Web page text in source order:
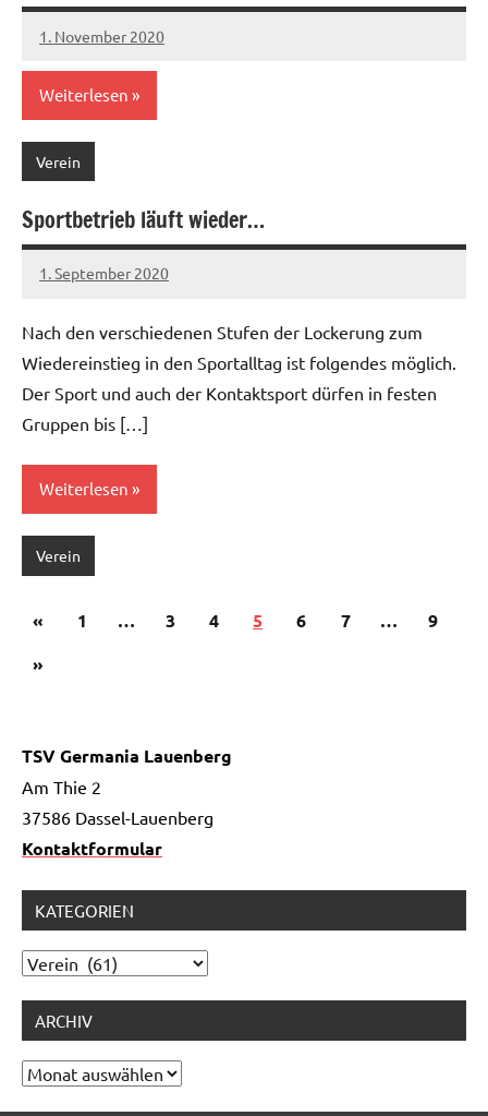
1. November 2020
Jens
Weiterlesen
Verein
Sportbetrieb läuft wieder…
1. September 2020
Jens
Nach den verschiedenen Stufen der Lockerung zum
Wiedereinstieg in den Sportalltag ist folgendes möglich.
Der Sport und auch der Kontaktsport dürfen in festen
Gruppen bis […]
Weiterlesen
Verein
Seitennummerierung
«Vorherige
1 … 3 4 5 6 7 …
9
Nächste
»
TSV Germania Lauenberg
Am Thie 2
37586 Dassel-Lauenberg
Kontaktformular
KATEGORIEN
Kategorien
ARCHIV
Archiv